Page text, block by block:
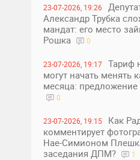
23-07-2026, 19:26
Александр Трубка
мандат: его место
Рошка
0
23-07-2026, 19:17
Тариф
могут начать менять
месяца: предложение
0
23-07-2026, 19:15
Как
комментирует
Нае-Симионом
заседания ДПМ?
1